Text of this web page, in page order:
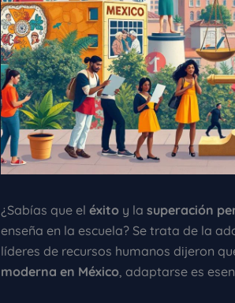
¿Sabías que el éxito y la superación
enseña en la escuela? Se trata de la
líderes de recursos humanos dijeron
moderna en México, adaptarse es